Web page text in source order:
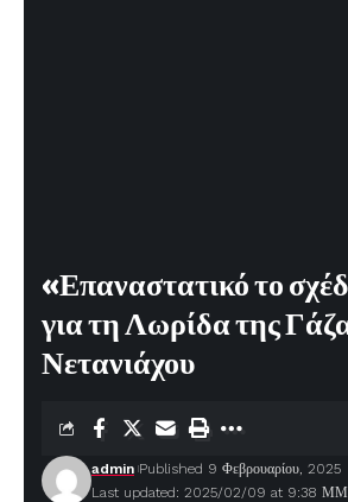
«Επαναστατικό το
για τη Λωρίδα της
Νετανιάχου
Last updated: 2025/02/09 at 9:38 ΜΜ
admin Published 9 Φεβρουαρίου, 2025